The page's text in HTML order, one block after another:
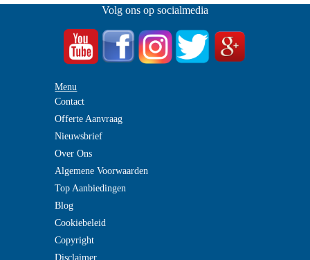
Volg ons op socialmedia
Menu
Contact
Offerte Aanvraag
Nieuwsbrief
Over Ons
Algemene Voorwaarden
Top Aanbiedingen
Blog
Cookiebeleid
Copyright
Disclaimer